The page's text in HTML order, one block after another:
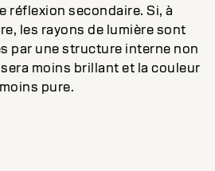
réflexion secondaire. Si, à
les rayons de lumière sont
par une structure interne non
moins brillant et la couleur
moins pure.